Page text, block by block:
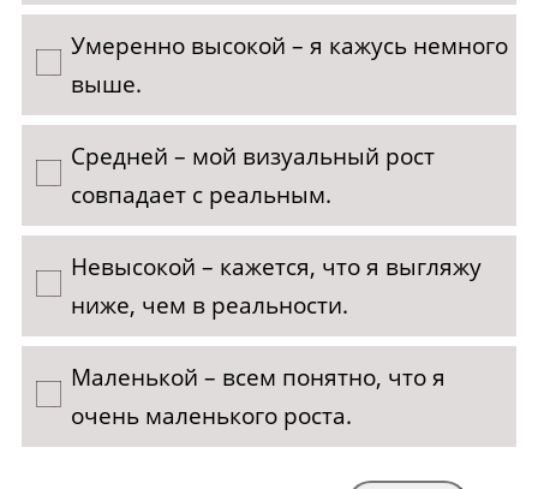
Умеренно высокой – я кажусь немного
выше.
Средней – мой визуальный рост
совпадает с реальным.
Невысокой – кажется, что я выгляжу
ниже, чем в реальности.
Маленькой – всем понятно, что я
очень маленького роста.